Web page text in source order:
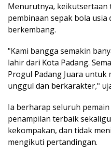
Menurutnya,
pembinaan sepak bola usia
berkembang.
"Kami bangga semakin
lahir dari Kota Padang.
Progul Padang Juara untuk
unggul dan berkarakter,"
Ia berharap seluruh
penampilan terbaik
kekompakan, dan tidak
mengikuti pertandingan.